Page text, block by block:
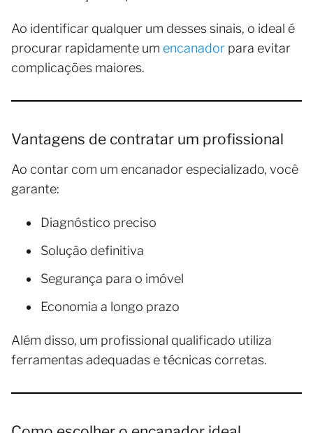
Ao identificar qualquer um desses sinais, o ideal é
procurar rapidamente um encanador para evitar
complicações maiores.
Vantagens de contratar um profissional
Ao contar com um encanador especializado, você
garante:
Diagnóstico preciso
Solução definitiva
Segurança para o imóvel
Economia a longo prazo
Além disso, um profissional qualificado utiliza
ferramentas adequadas e técnicas corretas.